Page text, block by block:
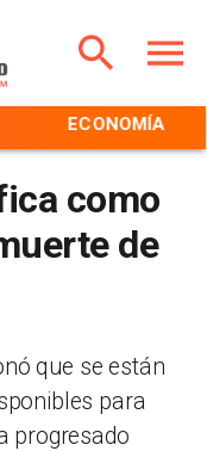
ECONOMÍA
como
de
que se están
para
progresado